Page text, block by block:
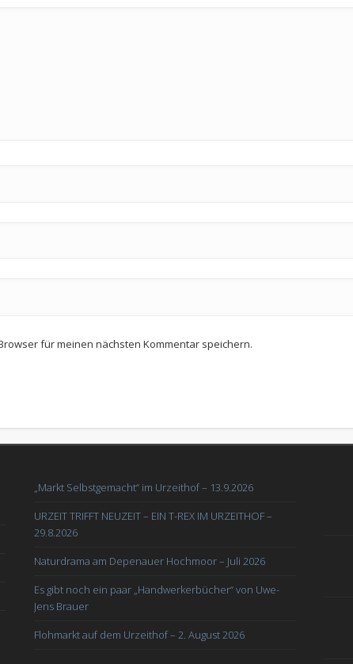
für meinen nächsten Kommentar speichern.
„Markt Selbstgemacht“ im Urzeithof – 13.9.2026
URZEIT TRIFFT NEUZEIT – EIN T-REX IM URZEITHOF –
29.8.2026
Naturdrama am Depenauer Hochmoor – Juli 2026
Es gibt noch ein paar „Handwerkerbücher“ von Uwe-
Jens Brauer
Flohmarkt auf dem Urzeithof – 2. August 2026